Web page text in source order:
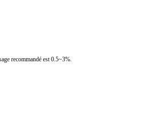
recommandé est 0.5~3%.